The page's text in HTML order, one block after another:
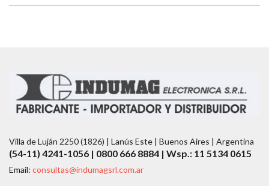
Villa de Luján 2250 (1826) | Lanús Este | Buenos Aires | Argentina
(54-11) 4241-1056 | 0800 666 8884 | Wsp.: 11 5134 0615
Email: consultas@indumagsrl.com.ar